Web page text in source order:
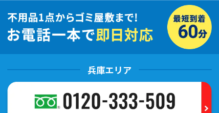
兵庫エリア